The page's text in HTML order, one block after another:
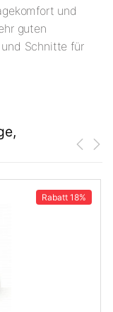
und
guten
Schnitte für
Rabatt 18%